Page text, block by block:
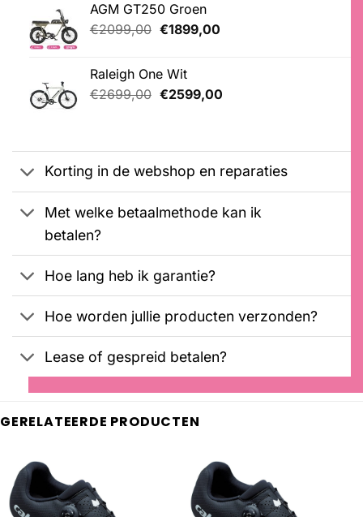
€2099,00.
AGM GT250 Groen
€2099,00 Oorspronkelijke
€2099,00.
€1899,00Huidige
Raleigh One Wit
€2699,00 Oorspronkelijke
€2599,00Huidige
Korting in de webshop en reparaties
Met welke betaalmethode kan ik
betalen?
Hoe lang heb ik garantie?
Hoe worden jullie producten verzonden?
Lease of gespreid betalen?
GERELATEERDE PRODUCTEN